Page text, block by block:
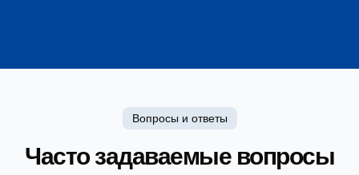
Вопросы и ответы
Часто задаваемые вопросы